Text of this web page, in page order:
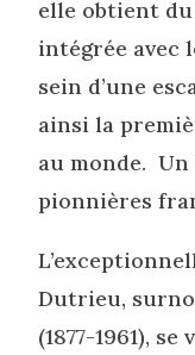
elle obtient du
intégrée avec
sein d’une
ainsi la
au monde.
pionnières
Dutrieu,
(1877-1961),